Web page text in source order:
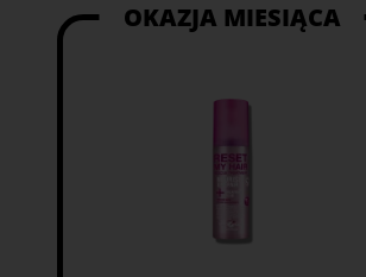
OKAZJA MIESIĄCA